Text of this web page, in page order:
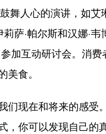
舞人心的演讲，如艾
萨·帕尔斯和汉娜·
加互动研讨会。消
食。
们现在和将来的感受
，你可以发现自己的